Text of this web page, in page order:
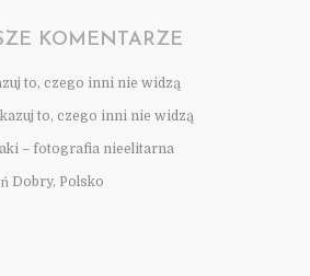
KOMENTARZE
to, czego inni nie widzą
to, czego inni nie widzą
– fotografia nieelitarna
Dobry, Polsko